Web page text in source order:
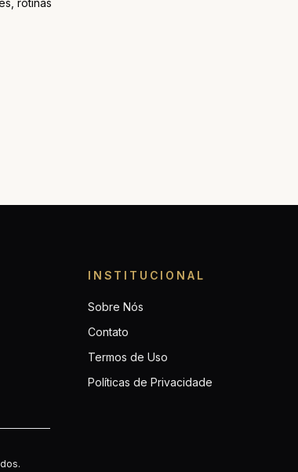
rotinas
INSTITUCIONAL
Sobre Nós
Contato
Termos de Uso
Políticas de Privacidade